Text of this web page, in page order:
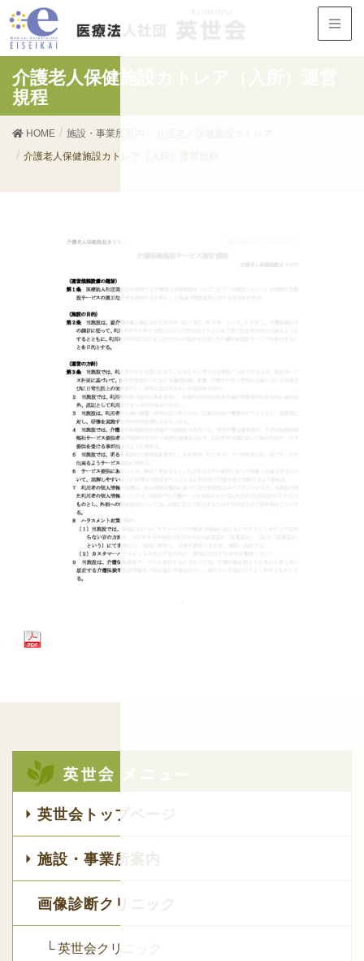
介護老人保健施設カトレア（入所）運営
規程
HOME 施設・事業所案内
介護老人保健施設カトレア（入所）運営規程
英世会トップページ
施設・事業所案内
画像診断クリニック
└ 英世会クリニック